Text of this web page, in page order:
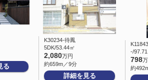
る
K30234-待鳳
5DK/53.44㎡
2,080万円
約659m／9分
詳細を見る
-/
798
約